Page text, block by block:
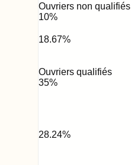
Ouvriers non qualifiés
10%
18.67%
Ouvriers qualifiés
35%
28.24%